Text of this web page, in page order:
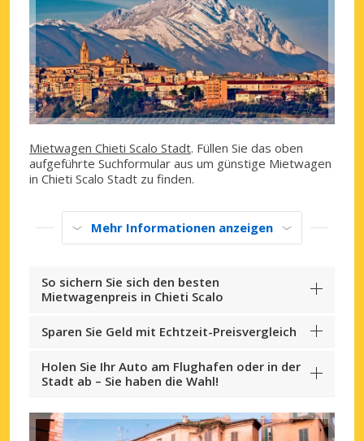
Mietwagen Chieti Scalo Stadt. Füllen Sie das oben
aufgeführte Suchformular aus um günstige Mietwagen
in Chieti Scalo Stadt zu finden.
Mehr Informationen anzeigen
So sichern Sie sich den besten
Mietwagenpreis in Chieti Scalo
Sparen Sie Geld mit Echtzeit-Preisvergleich
Holen Sie Ihr Auto am Flughafen oder in der
Stadt ab – Sie haben die Wahl!